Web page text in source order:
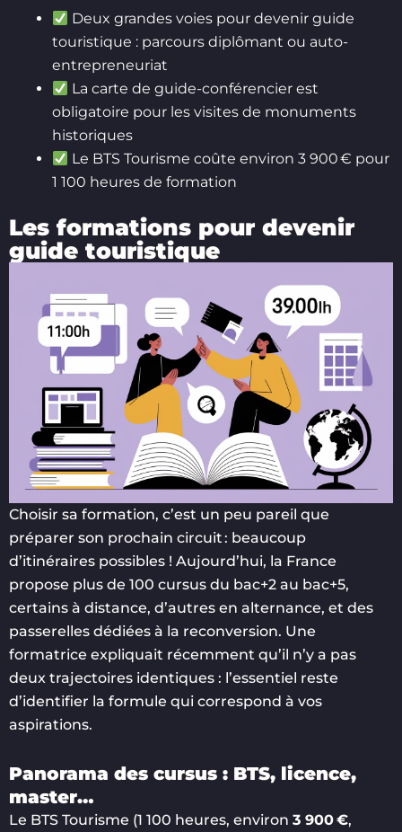
Deux grandes voies pour devenir guide
touristique : parcours diplômant ou auto-
entrepreneuriat
La carte de guide-conférencier est
obligatoire pour les visites de monuments
historiques
Le BTS Tourisme coûte environ 3 900 € pour
1 100 heures de formation
Les formations pour devenir
guide touristique
Choisir sa formation, c’est un peu pareil que
préparer son prochain circuit : beaucoup
d’itinéraires possibles ! Aujourd’hui, la France
propose plus de 100 cursus du bac+2 au bac+5,
certains à distance, d’autres en alternance, et des
passerelles dédiées à la reconversion. Une
formatrice expliquait récemment qu’il n’y a pas
deux trajectoires identiques : l’essentiel reste
d’identifier la formule qui correspond à vos
aspirations.
Panorama des cursus : BTS, licence,
master…
Le BTS Tourisme (1 100 heures, environ 3 900 €,